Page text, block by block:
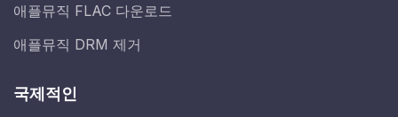
애플뮤직 FLAC 다운로드
애플뮤직 DRM 제거
국제적인